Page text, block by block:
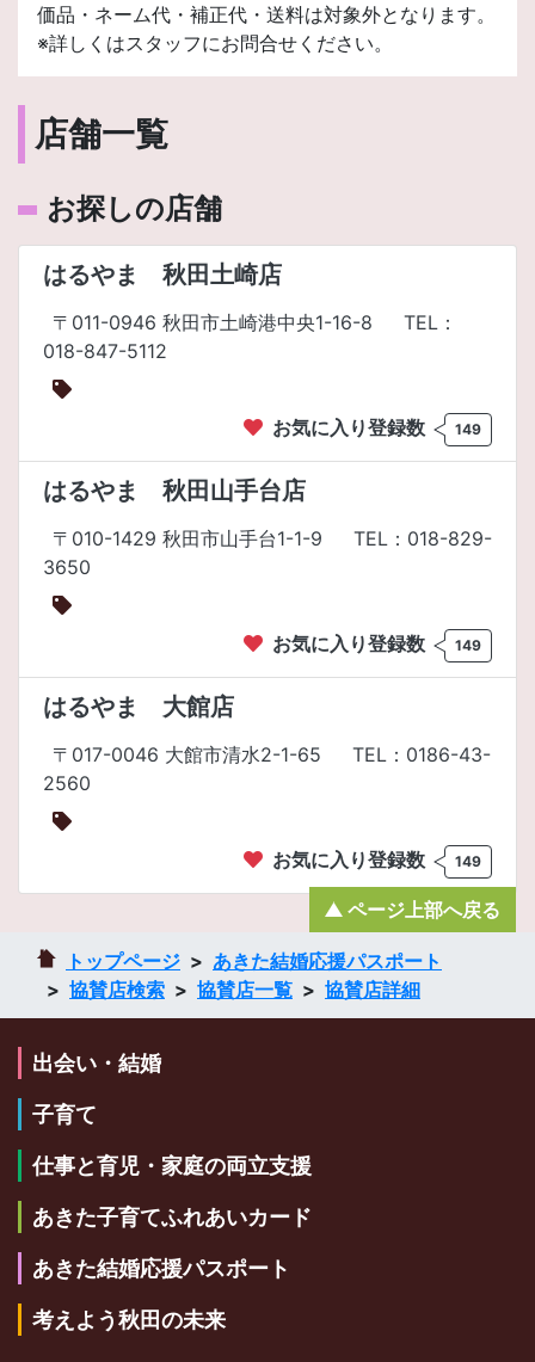
価品・ネーム代・補正代・送料は対象外となります。
※詳しくはスタッフにお問合せください。
店舗一覧
お探しの店舗
はるやま 秋田土崎店
〒011-0946 秋田市土崎港中央1-16-8
TEL：
018-847-5112
お気に入り登録数 149
はるやま 秋田山手台店
〒010-1429 秋田市山手台1-1-9
TEL：018-829-
3650
お気に入り登録数 149
はるやま 大館店
〒017-0046 大館市清水2-1-65
TEL：0186-43-
2560
お気に入り登録数 149
トップページ
あきた結婚応援パスポート
協賛店検索
協賛店一覧 協賛店詳細
ページ上部へ戻る
出会い・結婚
子育て
仕事と育児・家庭の両立支援
あきた子育てふれあいカード
あきた結婚応援パスポート
考えよう秋田の未来